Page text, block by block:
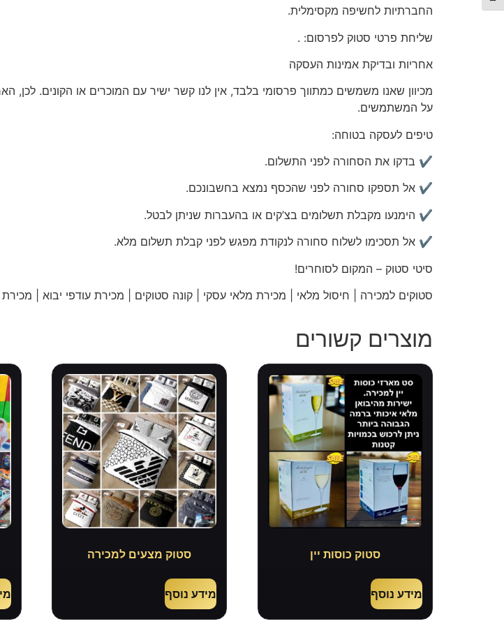
החברתיות לחשיפה מקסימלית.
שליחת פרטי סטוק לפרסום: .
אחריות ובדיקת אמינות העסקה
מכיוון שאנו משמשים כמתווך פרסומי בלבד, אין לנו קשר ישיר עם המוכרים או הקונים.
על המשתמשים.
טיפים לעסקה בטוחה:
✔️ בדקו את הסחורה לפני התשלום.
✔️ אל תספקו סחורה לפני שהכסף נמצא בחשבונכם.
✔️ הימנעו מקבלת תשלומים בצ’קים או בהעברות שניתן לבטל.
✔️ אל תסכימו לשלוח סחורה לנקודת מפגש לפני קבלת תשלום מלא.
סיטי סטוק – המקום לסוחרים!
סטוקים למכירה | חיסול מלאי | מכירת מלאי עסקי | קונה סטוקים | מכירת עודפי יבוא |
מוצרים קשורים
סטוק כוסות יין
מידע נוסף
סטוק מצעים למכירה
מידע נוסף